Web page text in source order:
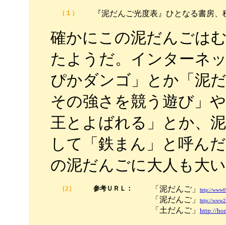
（１） 『泥だんご光度表』ひとなる書房
確かにこの泥だんごは
たようだ。インターネ
ぴかダンゴ」とか「泥
その強さを競う遊び」
王とよばれる」とか、
して「鉄まん」と呼ん
の泥だんごに大人も大
（2） 参考ＵＲＬ： 「泥だんご」 http://
「泥だんご」 http://
「土だんご」 http://